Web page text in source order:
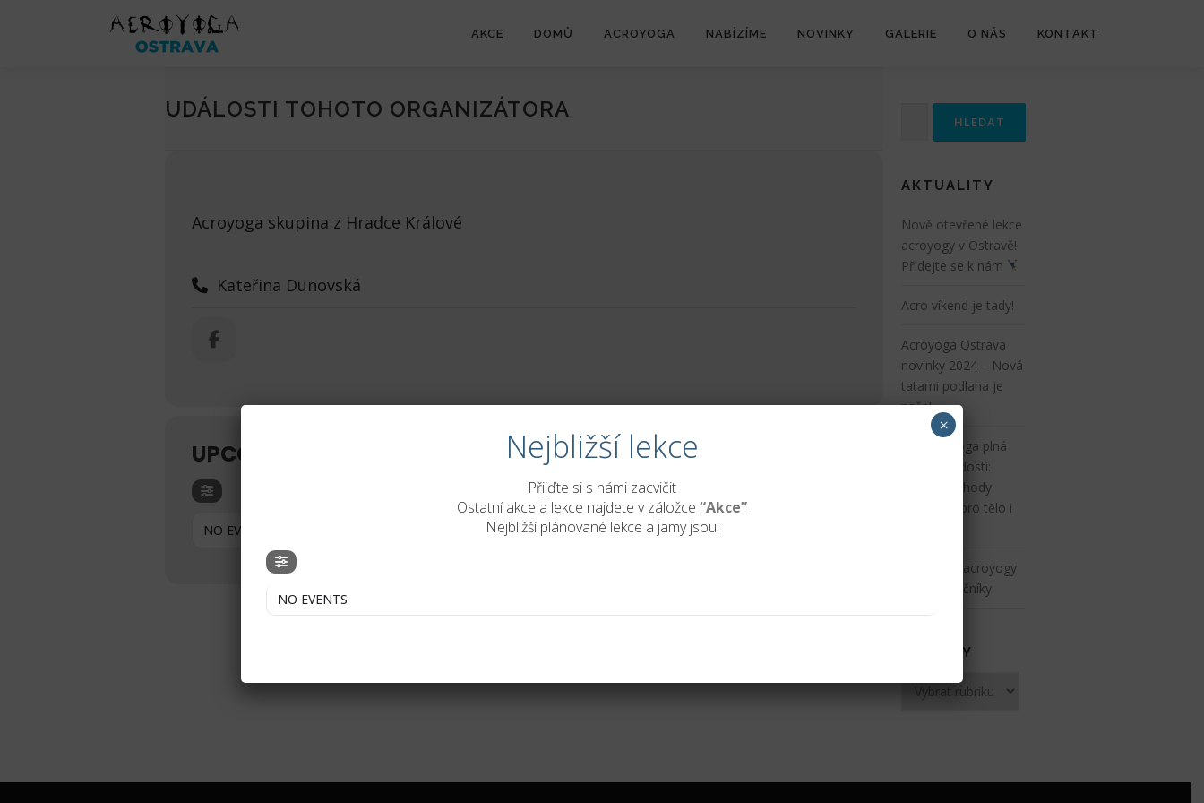
AKCE DOMŮ ACROYOGA NABÍZÍME NOVINKY GALERIE O NÁS KONTAKT
UDÁLOSTI TOHOTO ORGANIZÁTORA
Acroyoga skupina z Hradce Králové
Kateřina Dunovská
UPCOMING EVENTS
NO EVENTS
AKTUALITY
Nově otevřené lekce
acroyogy v Ostravě!
Přidejte se k nám
Acro víkend je tady!
Acroyoga Ostrava
novinky 2024 – Nová
tatami podlaha je
naše!
Vzdušná jóga plná
výzev a radosti:
Objevte výhody
AcroYogy pro tělo i
Nový kurz acroyogy
pro začátečníky
RUBRIKY
Rubriky
Nejbližší lekce
Přijďte si s námi zacvičit
Ostatní akce a lekce najdete v záložce “Akce”
Nejbližší plánované lekce a jamy jsou:
NO EVENTS
×